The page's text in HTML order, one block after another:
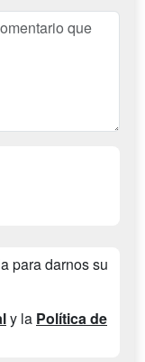
para darnos su
y la Política de